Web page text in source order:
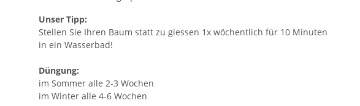
Unser Tipp:
Stellen Sie Ihren Baum statt zu giessen 1x wöchentlich für 10 Minuten
in ein Wasserbad!
Düngung:
im Sommer alle 2-3 Wochen
im Winter alle 4-6 Wochen